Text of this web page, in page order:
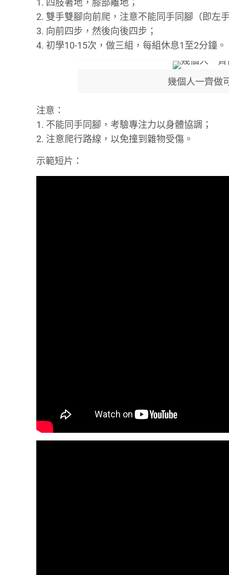
1. 四肢著地，膝部離地；
2. 雙手雙腳向前爬，注意不能同手同腳（即左
3. 向前四步，然後向後四步；
4. 初學10-15次，做三組，每組休息1至2分鐘。
幾個人一齊做
注意：
1. 不能同手同腳，考驗專注力以身體協調；
2. 注意爬行路線，以免撞到雜物受傷。
示範短片：